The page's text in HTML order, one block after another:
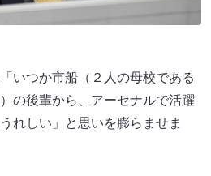
いつか市船（２人の母校である
の後輩から、アーセナルで活躍
れしい」と思いを膨らませま